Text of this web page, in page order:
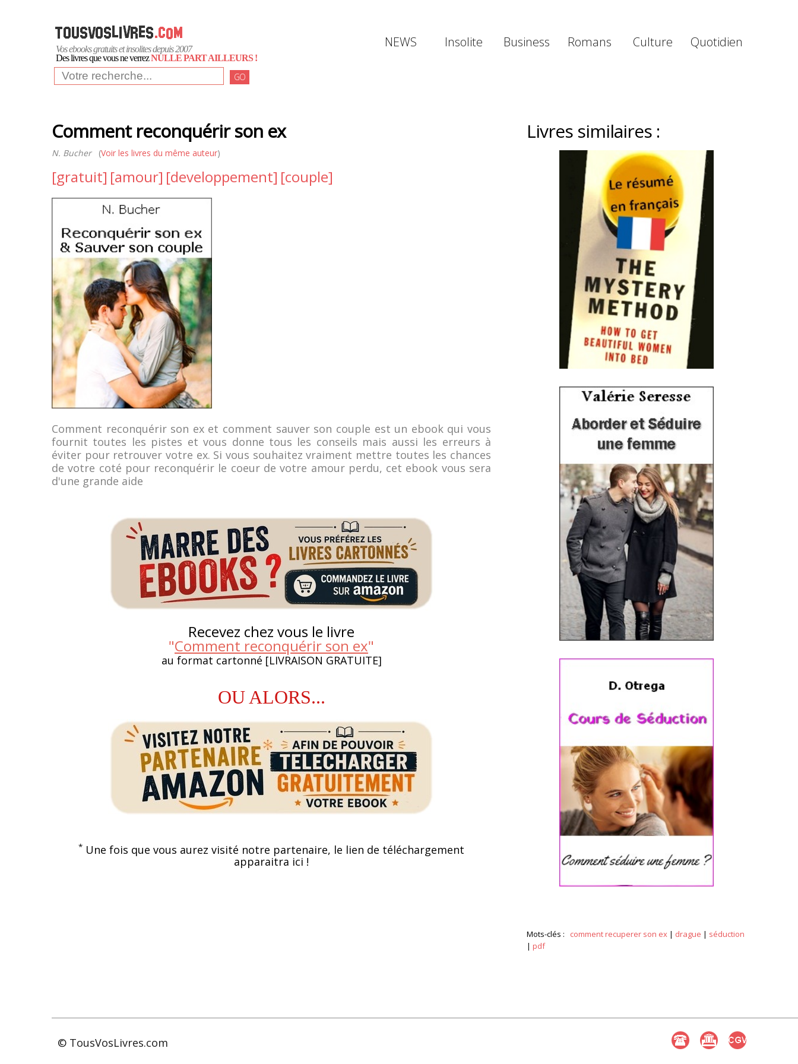
Vos ebooks gratuits et insolites depuis 2007
Des livres que vous ne verrezNULLE PART AILLEURS !
GO
NEWS Insolite Business Romans Culture Quotidien
Comment reconquérir son ex
N. Bucher(Voir les livres du même auteur)
[gratuit] [amour] [developpement] [couple]
Comment reconquérir son ex et comment sauver son couple est un ebook qui vous
fournit toutes les pistes et vous donne tous les conseils mais aussi les erreurs à
éviter pour retrouver votre ex. Si vous souhaitez vraiment mettre toutes les chances
de votre coté pour reconquérir le coeur de votre amour perdu, cet ebook vous sera
d'une grande aide
Recevez chez vous le livre
"Comment reconquérir son ex"
au format cartonné [LIVRAISON GRATUITE]
OU ALORS...
* Une fois que vous aurez visité notre partenaire, le lien de téléchargement
apparaitra ici !
Livres similaires :
Mots-clés : comment recuperer son ex | drague | séduction
| pdf
© TousVosLivres.com